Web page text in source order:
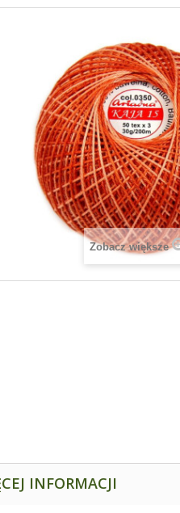
Zobacz większe
INFORMACJI